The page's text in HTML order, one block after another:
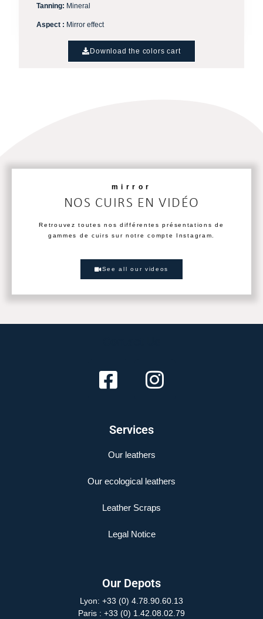
Tanning: Mineral
Aspect : Mirror effect
Download the colors cart
mirror
NOS CUIRS EN VIDÉO
Retrouvez toutes nos différentes présentations de
gammes de cuirs sur notre compte Instagram.
See all our videos
Services
Our leathers
Our ecological leathers
Leather Scraps
Legal Notice
Our Depots
Lyon: +33 (0) 4.78.90.60.13
Paris : +33 (0) 1.42.08.02.79